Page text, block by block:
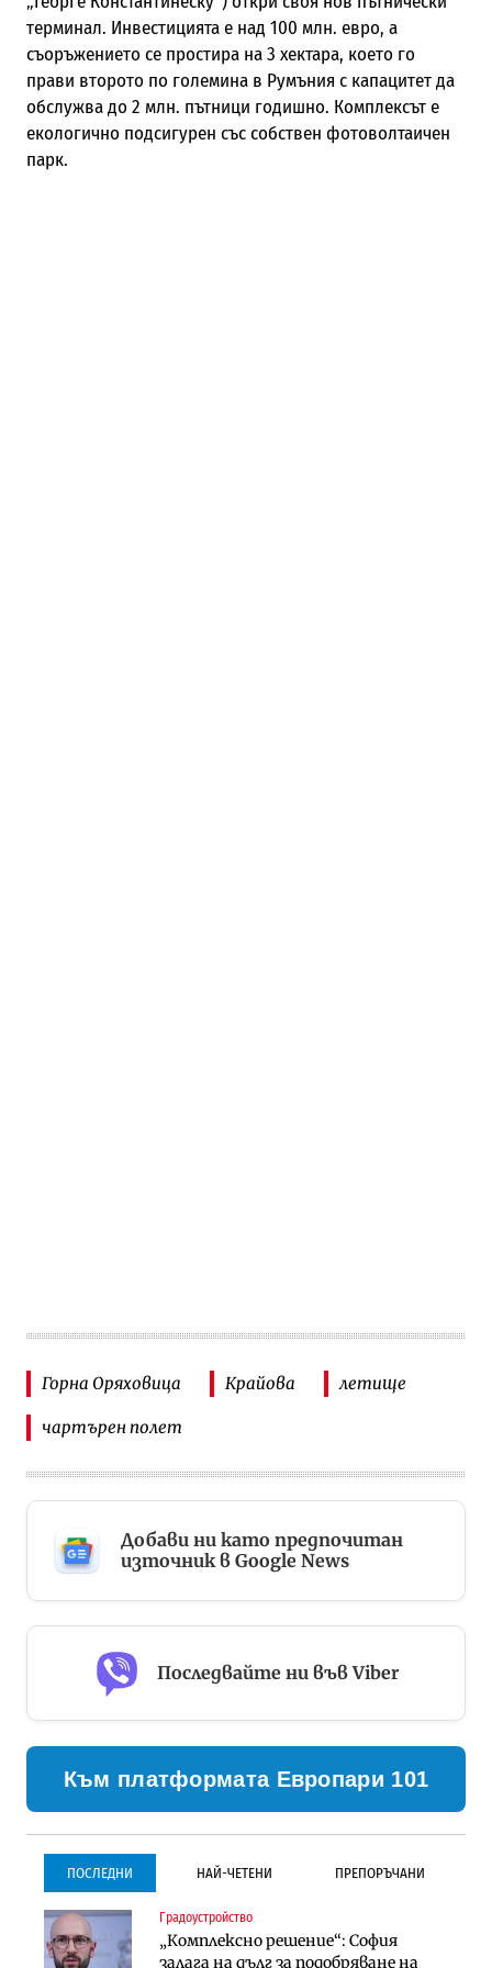
терминал. Инвестицията е над 100 млн. евро, а
съоръжението се простира на 3 хектара, което го
прави второто по големина в Румъния с капацитет да
обслужва до 2 млн. пътници годишно. Комплексът е
екологично подсигурен със собствен фотоволтаичен
парк.
Горна Оряховица Крайова летище
чартърен полет
Добави ни като предпочитан
източник в Google News
Последвайте ни във Viber
Към платформата Европари 101
ПОСЛЕДНИ НАЙ-ЧЕТЕНИ ПРЕПОРЪЧАНИ
Градоустройство
„Комплексно решение“: София
залага на дълг за подобряване на
Градоустройство
Столична община избра
изпълнител за преместването на
Инфраструктура
Проектирането на тунела под
Петрохан ще върви паралелно с